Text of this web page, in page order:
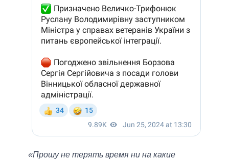
«Прошу не терять время ни на какие